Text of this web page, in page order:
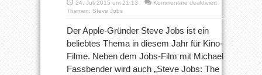
24. Juli 2015 um 21:13
Kommentare deaktiviertfür
Jobs:
in
Machine“:
Trailer
Themen: Steve Jobs
Der Apple-Gründer Steve Jobs ist ein
beliebtes Thema in diesem Jahr für Kino-
Filme. Neben dem Jobs-Film mit Michael
Fassbender wird auch „Steve Jobs: The